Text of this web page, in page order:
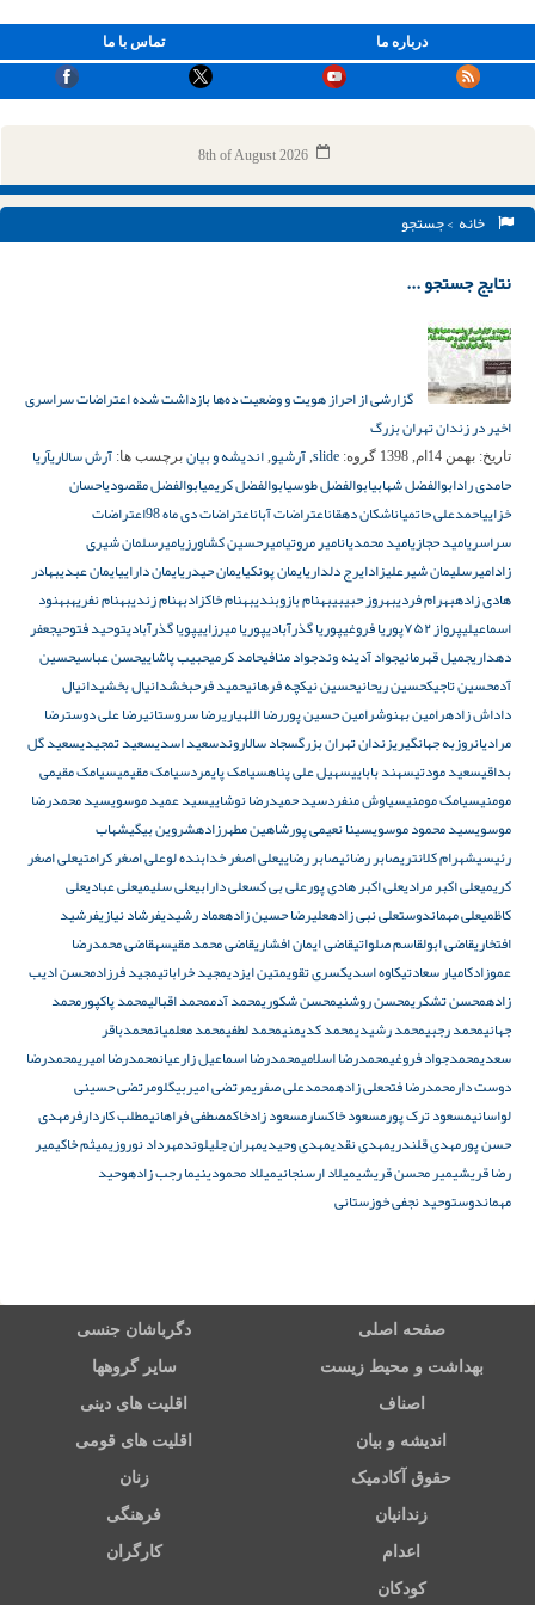
تماس با ما درباره ما
8th of August 2026
خانه > جستجو
نتایج جستجو ...
گزارشی از احراز هویت و وضعیت ده‌ها بازداشت شده اعتراضات سراسری
اخیر در زندان تهران بزرگ
تاریخ: بهمن 14ام, 1398 گروه: slide
, آرشیو, اندیشه و بیان برچسب ها: آرش سالاریآریا
حامدی رادابوالفضل شهابیابوالفضل طوسیابوالفضل کریمیابوالفضل مقصودیاحسان
خزاییاحمدعلی حاتمیاناشکان دهقاناعتراضات آباناعتراضات دی ماه 98 اعتراضات
سراسریامید حجازیامید محمدیانامیر مروتیامیرحسین کشاورزیامیرسلمان شیری
زادامیرسلیمان شیرعلیزادایرج دلداریایمان پونکیایمان حیدریایمان داراییایمان عبدیبهادر
هادی زادهبهرام فردیبهروز حبیبیبهنام بازوبندیبهنام خاکزادبهنام زندیبهنام نفریهبهنود
اسماعیلیپرواز ۷۵۲ پوریا فروغیپوریا گذرآبادیپوریا میرزاییپویا گذرآبادیتوحید فتوحیجعفر
دهداریجمیل قهرمانیجواد آدینه وندجواد منافیحامد کرمیحبیب پاشاییحسن عباسیحسین
آدمحسین تاجیکحسین ریحانیحسین نیکچه فرهانیحمید فرحبخشدانیال بخشیدانیال
داداش زادهرامین بهنوشرامین حسین پوررضا اللهیاریرضا سروستانیرضا علی دوسترضا
مرادیانروزبه جهانگیریزندان تهران بزرگسجاد سالاروندسعید اسدیسعید تمجیدیسعید گل
بداقیسعید مودتیسهند باباییسهیل علی پناهسیامک پایمردسیامک مقیمیسیامک مقیمی
مومنیسیامک مومنیسیاوش منفردسید حمیدرضا نوشاییسید عمید موسویسید محمدرضا
موسویسید محمود موسویسینا نعیمی پورشاهین مطهرزادهشروین بیگیشهاب
رئیسیشهرام کلانتریصابر رضائیصابر رضاییعلی اصغر خدابنده لوعلی اصغر کرامتیعلی اصغر
کریمیعلی اکبر مرادیعلی اکبر هادی پورعلی بی کسعلی دارابیعلی سلیمیعلی عبادیعلی
کاظمیعلی مهماندوستعلی نبی زادهعلیرضا حسین زادهعماد رشیدیفرشاد نیازیفرشید
افتخاریقاضی ابولقاسم صلواتیقاضی ایمان افشاریقاضی محمد مقیسهقاضی محمدرضا
عموزادکامیار سعادتیکاوه اسدیکسری تقویمتین ایزدیمجید خراباتیمجید فرزادمحسن ادیب
زادهمحسن تشکریمحسن روشنیمحسن شکوریمحمد آدممحمد اقبالیمحمد پاکپورمحمد
جهانیمحمد رجبیمحمد رشیدیمحمد کدیمنیمحمد لطفیمحمد معلمیانمحمدباقر
سعدیمحمدجواد فروغیمحمدرضا اسلامیمحمدرضا اسماعیل زارعیانمحمدرضا امیریمحمدرضا
دوست دارمحمدرضا فتحعلی زادهمحمدعلی صفریمرتضی امیربیگلومرتضی حسینی
لواسانیمسعود ترک پورمسعود خاکسارمسعود زادخاکمصطفی فراهانیمطلب کاردارفرمهدی
حسن پورمهدی قلندریمهدی نقدیمهدی وحیدیمهران جلیلوندمهرداد نوروزیمیثم خاکیمیر
رضا قریشیمیر محسن قریشیمیلاد ارسنجانیمیلاد محمودینیما رجب زادهوحید
مهماندوستوحید نجفی خوزستانی
صفحه اصلی دگرباشان جنسی
بهداشت و محیط زیست سایر گروهها
اصناف اقلیت های دینی
اندیشه و بیان اقلیت های قومی
حقوق آکادمیک زنان
زندانیان فرهنگی
اعدام کارگران
کودکان